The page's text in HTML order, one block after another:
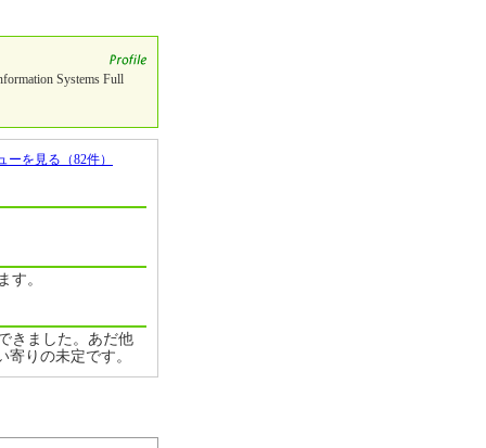
Systems Full
ーを見る（82件）
す。
きました。あだ他
りの未定です。